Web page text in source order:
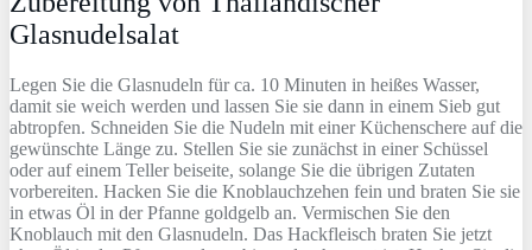
Glasnudelsalat
Legen Sie die Glasnudeln für ca. 10 Minuten in heißes Wasser,
damit sie weich werden und lassen Sie sie dann in einem Sieb gut
abtropfen. Schneiden Sie die Nudeln mit einer Küchenschere auf die
gewünschte Länge zu. Stellen Sie sie zunächst in einer Schüssel
oder auf einem Teller beiseite, solange Sie die übrigen Zutaten
vorbereiten. Hacken Sie die Knoblauchzehen fein und braten Sie sie
in etwas Öl in der Pfanne goldgelb an. Vermischen Sie den
Knoblauch mit den Glasnudeln. Das Hackfleisch braten Sie jetzt